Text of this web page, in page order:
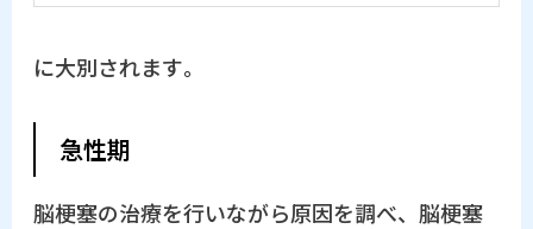
に大別されます｡
急性期
脳梗塞の治療を行いながら原因を調べ、脳梗塞